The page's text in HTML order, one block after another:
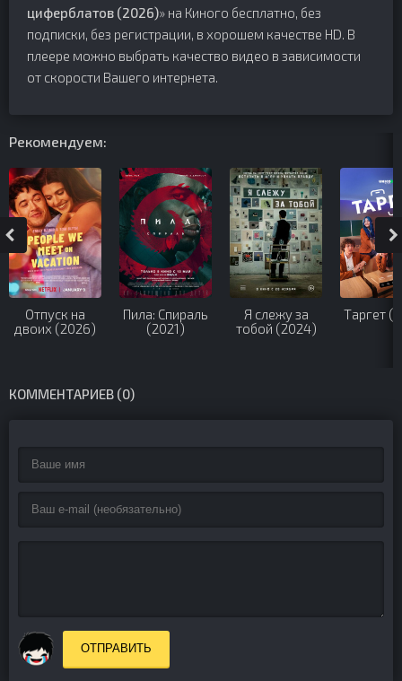
циферблатов (2026)» на Киного бесплатно, без
подписки, без регистрации, в хорошем качестве HD. В
плеере можно выбрать качество видео в зависимости
от скорости Вашего интернета.
Рекомендуем:
Отпуск на
двоих (2026)
Пила: Спираль
(2021)
Я слежу за
тобой (2024)
Таргет
КОММЕНТАРИЕВ (0)
ОТПРАВИТЬ